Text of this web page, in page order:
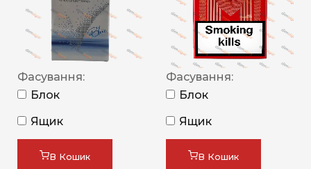
Фасування:
Блок
Ящик
В Кошик
Фасування:
Блок
Ящик
В Кошик